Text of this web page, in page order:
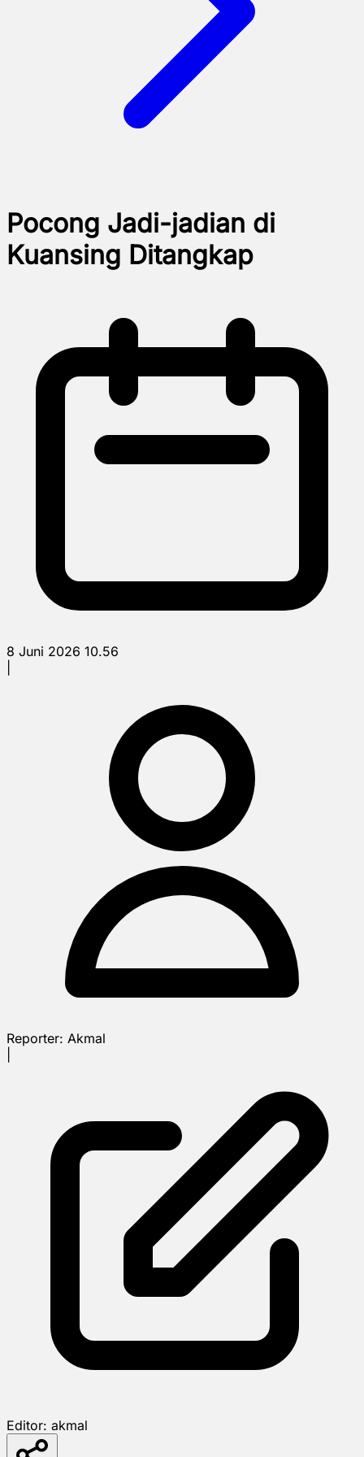
Pocong Jadi-jadian di
Kuansing Ditangkap
8 Juni 2026 10.56
Reporter: Akmal
Editor: akmal